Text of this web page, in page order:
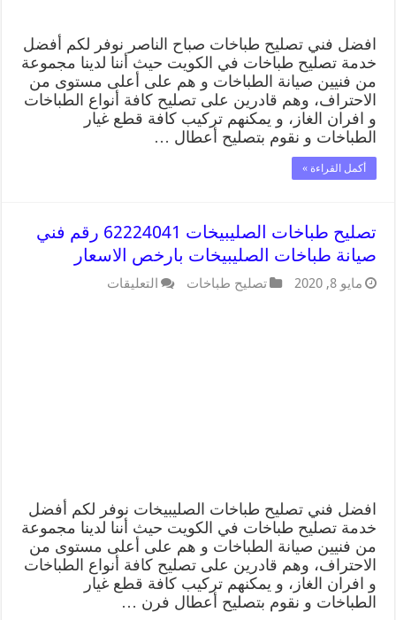
افضل فني تصليح طباخات صباح الناصر نوفر لكم أفضل
خدمة تصليح طباخات في الكويت حيث أننا لدينا مجموعة
من فنيين صيانة الطباخات و هم على أعلى مستوى من
الاحتراف، وهم قادرين على تصليح كافة أنواع الطباخات
و افران الغاز، و يمكنهم تركيب كافة قطع غيار
الطباخات و نقوم بتصليح أعطال …
أكمل القراءة »
تصليح طباخات الصليبيخات 62224041 رقم فني
صيانة طباخات الصليبيخات بارخص الاسعار
مايو 8, 2020 تصليح طباخات التعليقات
افضل فني تصليح طباخات الصليبيخات نوفر لكم أفضل
خدمة تصليح طباخات في الكويت حيث أننا لدينا مجموعة
من فنيين صيانة الطباخات و هم على أعلى مستوى من
الاحتراف، وهم قادرين على تصليح كافة أنواع الطباخات
و افران الغاز، و يمكنهم تركيب كافة قطع غيار
الطباخات و نقوم بتصليح أعطال فرن …